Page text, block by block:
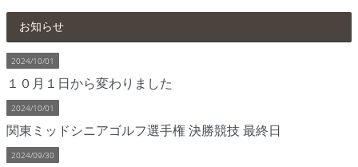
お知らせ
2024/10/01
１０月１日から変わりました
2024/10/01
関東ミッドシニアゴルフ選手権 決勝競技 最終日
2024/09/30